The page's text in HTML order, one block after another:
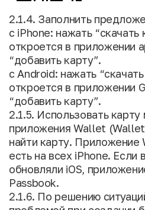
2.1.4. Заполнить
с iPhone: нажать “скачать
откроется в приложении
“добавить карту”.
с Android: нажать
откроется в приложении
“добавить карту”.
2.1.5. Использовать
приложения Wallet
найти карту. Приложение
есть на всех iPhone. Если
обновляли iOS,
Passbook.
2.1.6. По решению